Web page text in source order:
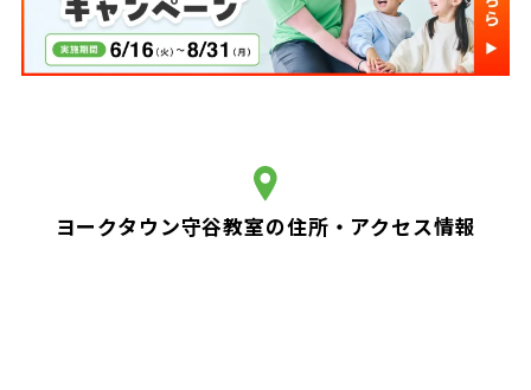
ヨークタウン守谷教室の住所・アクセス情報